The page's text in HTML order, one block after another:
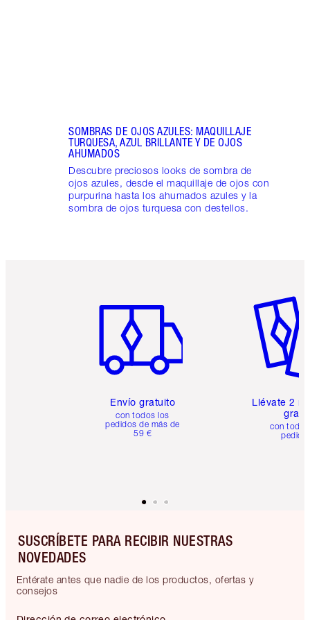
SOMBRAS DE OJOS AZULES: MAQUILLAJE
TURQUESA, AZUL BRILLANTE Y DE OJOS
AHUMADOS
Descubre preciosos looks de sombra de
ojos azules, desde el maquillaje de ojos con
purpurina hasta los ahumados azules y la
sombra de ojos turquesa con destellos.
Envío gratuito
con todos los
pedidos de más de
59 €
Llévate 2
gratis
con
SUSCRÍBETE PARA RECIBIR NUESTRAS
NOVEDADES
Entérate antes que nadie de los productos, ofertas y
consejos